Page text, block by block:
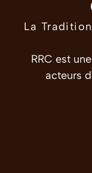
La
RRC est
acteurs